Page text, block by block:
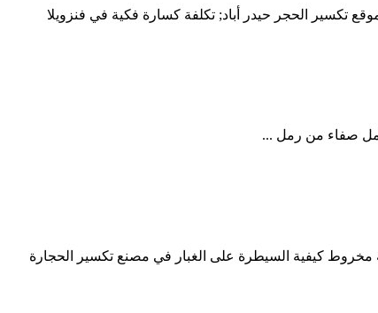
تكسير الحجر حيدر أباد; تكلفة كسارة فكية في فنزويلا
صفاء من رمل ...
مخروط كيفية السيطرة على الغبار في مصنع تكسير الحجارة